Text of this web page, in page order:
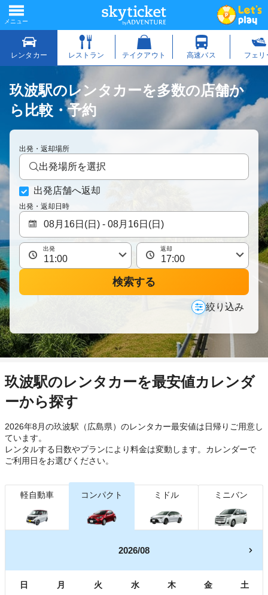
玖波駅のレンタカーを多数の店舗か
ら比較・予約
出発・返却場所
出発場所を選択
出発店舗へ返却
出発・返却日時
出発 返却
検索する
絞り込み
玖波駅のレンタカーを最安値カレンダ
ーから探す
2026年8月の玖波駅（広島県）のレンタカー最安値は日帰り ご用意し
ています。
レンタルする日数やプランにより料金は変動します。カレンダーで
ご利用日をお選びください。
軽自動車 コンパクト ミドル ミニバン
2026/08
日 月 火 水 木 金 土